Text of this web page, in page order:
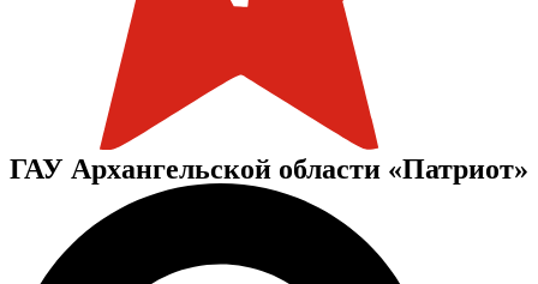
ГАУ Архангельской области «Патриот»